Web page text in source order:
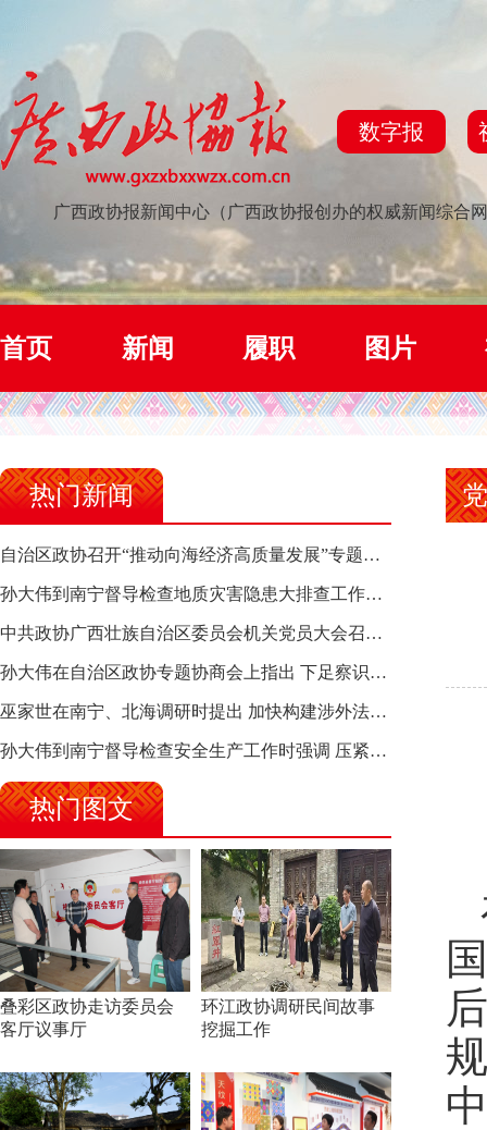
数字报
广西政协报新闻中心（广西政协报创办的权威新闻综合
首页 新闻 履职 图片
热门新闻
自治区政协召开“推动向海经济高质量发展”专题调研座谈会 钱学明出席并讲话
孙大伟到南宁督导检查地质灾害隐患大排查工作时强调 筑牢地质灾害安全防线 全力保障人民群众生命财产安全
中共政协广西壮族自治区委员会机关党员大会召开 选举产生新一届机关党委、机关纪委
孙大伟在自治区政协专题协商会上指出 下足察识谋督之功 恪尽服务大局之责 助推有色金属、关键金属产业高质量发展
巫家世在南宁、北海调研时提出 加快构建涉外法律供给集群 护航向海经济高质量发展
孙大伟到南宁督导检查安全生产工作时强调 压紧压实责任 狠抓隐患整治 坚决筑牢安全生产防线
热门图文
叠彩区政协走访委员会
客厅议事厅
环江政协调研民间故事
挖掘工作